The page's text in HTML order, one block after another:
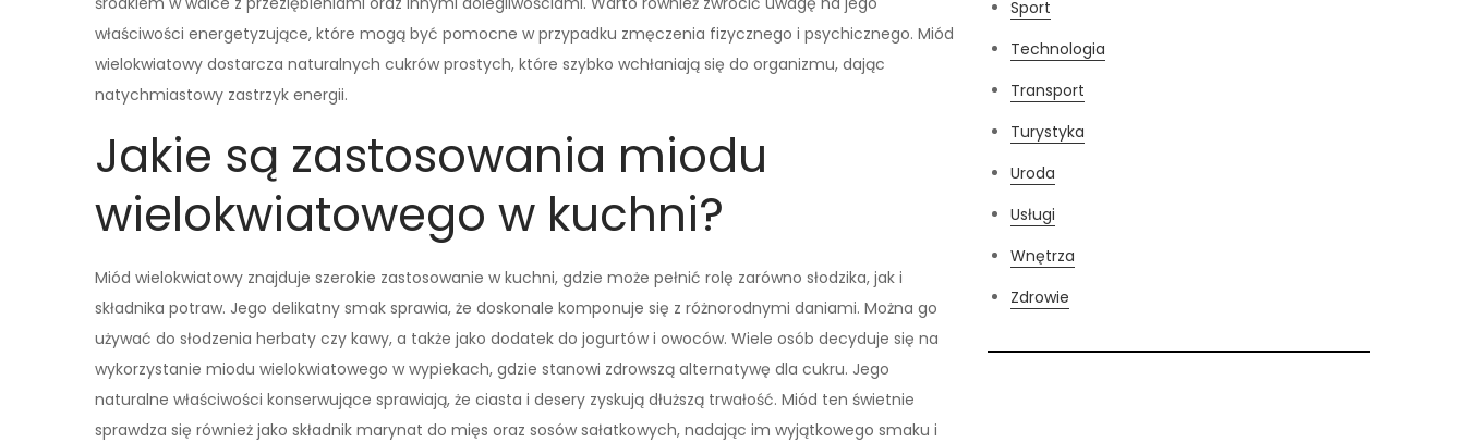
właściwości energetyzujące, które mogą być pomocne w przypadku zmęczenia fizycznego i psychicznego. Miód
wielokwiatowy dostarcza naturalnych cukrów prostych, które szybko wchłaniają się do organizmu, dając
natychmiastowy zastrzyk energii.
Jakie są zastosowania miodu
wielokwiatowego w kuchni?
Miód wielokwiatowy znajduje szerokie zastosowanie w kuchni, gdzie może pełnić rolę zarówno słodzika, jak i
składnika potraw. Jego delikatny smak sprawia, że doskonale komponuje się z różnorodnymi daniami. Można go
używać do słodzenia herbaty czy kawy, a także jako dodatek do jogurtów i owoców. Wiele osób decyduje się na
wykorzystanie miodu wielokwiatowego w wypiekach, gdzie stanowi zdrowszą alternatywę dla cukru. Jego
naturalne właściwości konserwujące sprawiają, że ciasta i desery zyskują dłuższą trwałość. Miód ten świetnie
sprawdza się również jako składnik marynat do mięs oraz sosów sałatkowych, nadając im wyjątkowego smaku i
Sport
Technologia
Transport
Turystyka
Uroda
Usługi
Wnętrza
Zdrowie